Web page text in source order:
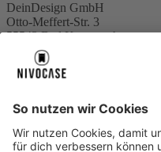
DeinDesign GmbH
Otto-Meffert-Str. 3
55543 Bad Kreuznach
Deutschland
Telefon: +49 (0) 671 970 80 70
E-Mail:hello@deindesign.com
Über uns Über uns